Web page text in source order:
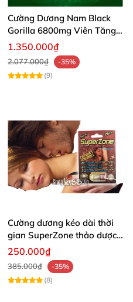
Cường Dương Nam Black
Gorilla 6800mg Viên Tăng
Cường Sinh Lý Nam
1.350.000₫
2.077.000₫
-35%
(9)
Cường dương kéo dài thời
gian SuperZone thảo dược
tăng sức bền
250.000₫
385.000₫
-35%
(8)